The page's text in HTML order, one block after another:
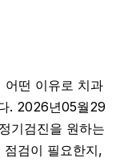
어떤 이유로 치과
. 2026년05월29
기검진을 원하는
검이 필요한지,